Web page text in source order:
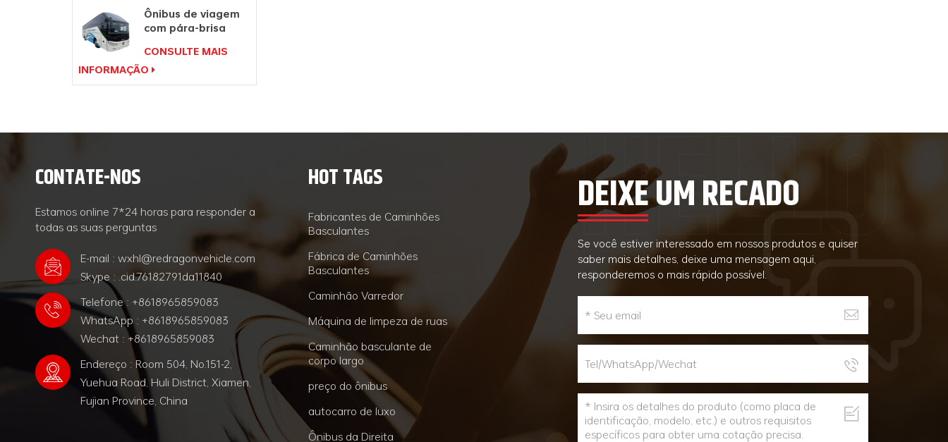
Ônibus de viagem
com pára-brisa
ônibus de 49
lugares para venda
CONSULTE MAIS
INFORMAÇÃO
CONTATE-NOS
Estamos online 7*24 horas para responder a
todas as suas perguntas
E-mail : wxhl@redragonvehicle.com
Skype : .cid.76182791da11840
Telefone : +8618965859083
WhatsApp : +8618965859083
Wechat : +8618965859083
Endereço : Room 504, No.151-2,
Yuehua Road, Huli District, Xiamen,
Fujian Province, China
HOT TAGS
Fabricantes de Caminhões
Basculantes
Fábrica de Caminhões
Basculantes
Caminhão Varredor
Máquina de limpeza de ruas
Caminhão basculante de
corpo largo
preço do ônibus
autocarro de luxo
Ônibus da Direita
DEIXE UM RECADO
Se você estiver interessado em nossos produtos e quiser
saber mais detalhes, deixe uma mensagem aqui,
responderemos o mais rápido possível.